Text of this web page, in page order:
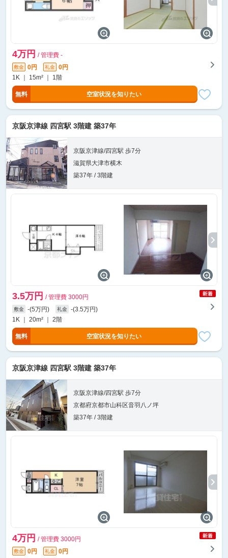
4万円 / 管理費 -
敷金 0円 礼金
0円
1K ｜ 15m² ｜ 1階
無料 空室状況を知りたい
京阪京津線 四宮駅 3階建 築37年
京阪京津線/四宮駅 歩7分
滋賀県大津市横木
築37年 / 3階建
3.5万円 / 管理費 3000円
敷金 -(5万円) 礼金
-(3.5万円)
1K ｜ 20m² ｜ 2階
無料 空室状況を知りたい
京阪京津線 四宮駅 3階建 築37年
京阪京津線/四宮駅 歩7分
京都府京都市山科区音羽八ノ坪
築37年 / 3階建
4万円 / 管理費 3000円
敷金 0円 礼金
0円